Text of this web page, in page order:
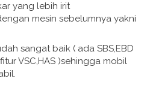
yang lebih irit
mesin sebelumnya yakni
sangat baik ( ada SBS,EBD
VSC,HAS )sehingga mobil